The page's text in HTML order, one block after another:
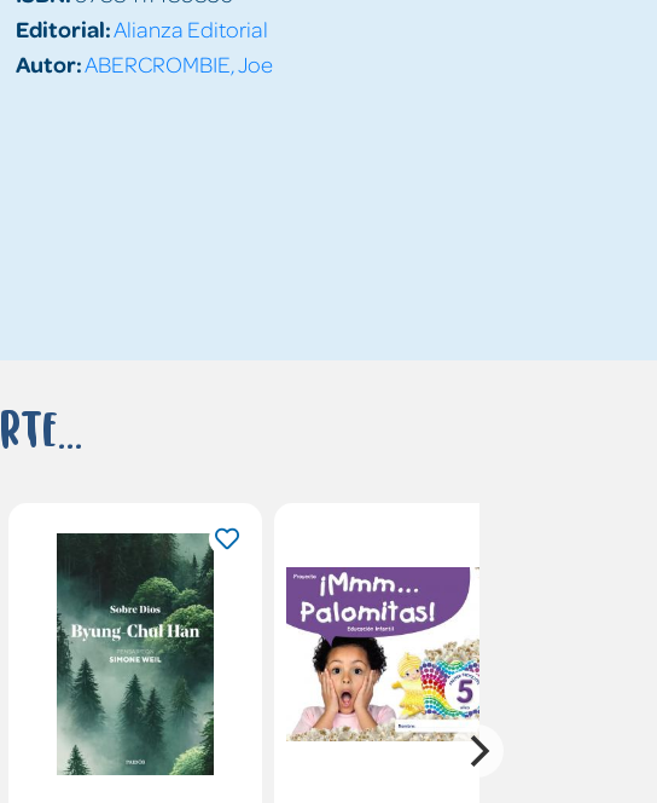
Editorial:Alianza Editorial
Autor:ABERCROMBIE, Joe